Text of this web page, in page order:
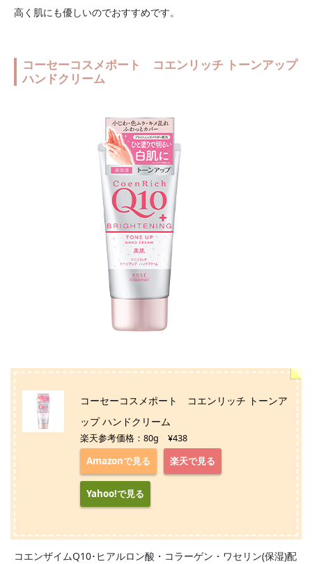
高く肌にも優しいのでおすすめです。
コーセーコスメポート コエンリッチ トーンアップ
ハンドクリーム
コーセーコスメポート コエンリッチ トーンア
ップ ハンドクリーム
楽天参考価格：80g ¥438
Amazonで見る 楽天で見る
Yahoo!で見る
コエンザイムQ10･ヒアルロン酸・コラーゲン・ワセリン(保湿)配